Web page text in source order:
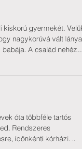
kiskorú gyermekét. Velük
nagykorúvá vált lánya
A család nehéz...
óta többféle tartós
Rendszeres
időnkénti kórházi